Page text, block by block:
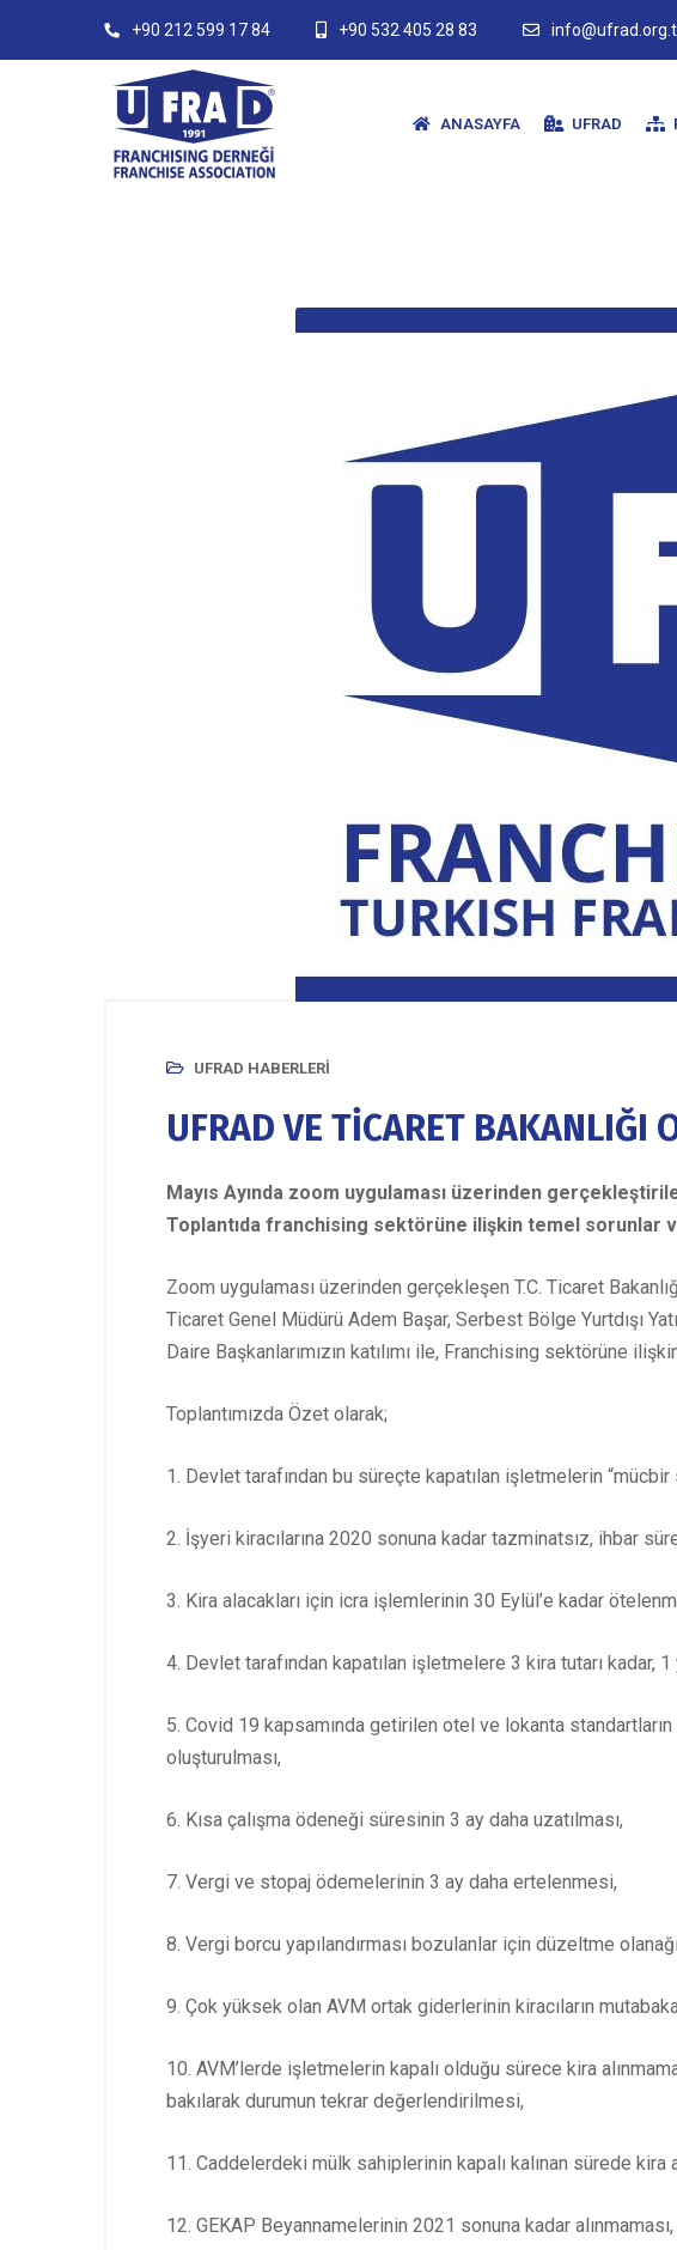
+90 212 599 17 84 +90 532 405 28 83
ANASAYFA UFRAD
UFRAD HABERLERI
UFRAD VE TİCARET BAKANLIĞI
Mayıs Ayında zoom uygulaması üzerinden
Toplantıda franchising sektörüne ilişkin temel sorunlar
Zoom uygulaması üzerinden gerçekleşen T.C. Ticaret
Ticaret Genel Müdürü Adem Başar, Serbest Bölge Yurtdışı
Daire Başkanlarımızın katılımı ile, Franchising sektörüne
Toplantımızda Özet olarak;
1. Devlet tarafından bu süreçte kapatılan işletmelerin
2. İşyeri kiracılarına 2020 sonuna kadar tazminatsız, ihbar
3. Kira alacakları için icra işlemlerinin 30 Eylül’e kadar
4. Devlet tarafından kapatılan işletmelere 3 kira tutarı kadar,
5. Covid 19 kapsamında getirilen otel ve lokanta
oluşturulması,
6. Kısa çalışma ödeneği süresinin 3 ay daha uzatılması,
7. Vergi ve stopaj ödemelerinin 3 ay daha ertelenmesi,
8. Vergi borcu yapılandırması bozulanlar için düzeltme
9. Çok yüksek olan AVM ortak giderlerinin kiracıların
10. AVM’lerde işletmelerin kapalı olduğu sürece kira
bakılarak durumun tekrar değerlendirilmesi,
11. Caddelerdeki mülk sahiplerinin kapalı kalınan sürede kira
12. GEKAP Beyannamelerinin 2021 sonuna kadar alınmaması,